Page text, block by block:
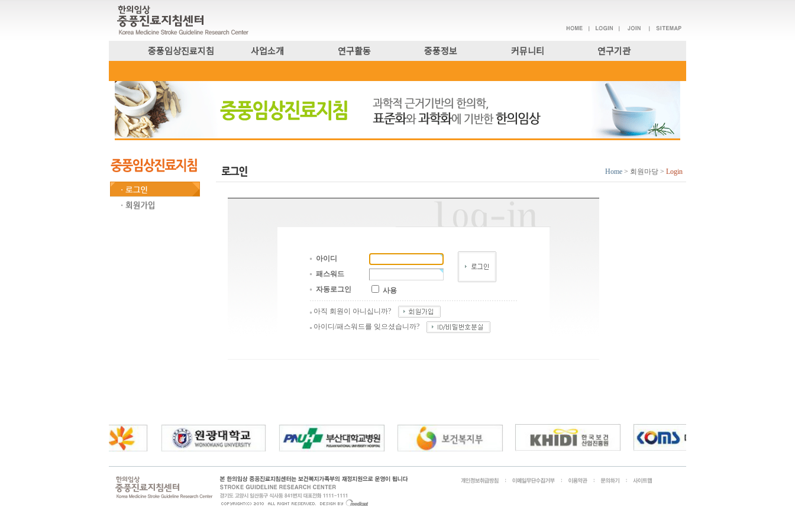
중풍임상진료지침 사업소개 연구활동 중풍정보 커뮤니티 연구기관
Home > 회원마당 > Login
아이디
패스워드
자동로그인
사용
아직 회원이 아니십니까?
아이디/패스워드를 잊으셨습니까?